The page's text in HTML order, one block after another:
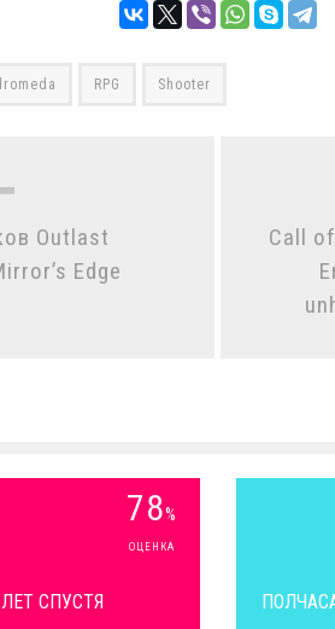
RPG Shooter
Outlast
Edge
Call
78%
ОЦЕНКА
СПУСТЯ